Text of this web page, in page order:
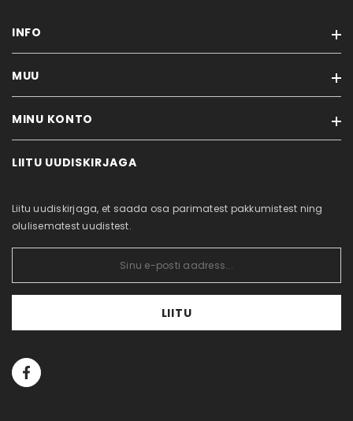
INFO
Meist
Ostujuhend
Küpsiste poliitika
MUU
Kaubamärgid
Uued tooted
MINU KONTO
Minu konto
Tellitud tooted
LIITU UUDISKIRJAGA
Liitu uudiskirjaga, et saada osa parimatest pakkumistest ning
olulisematest uudistest.
LIITU